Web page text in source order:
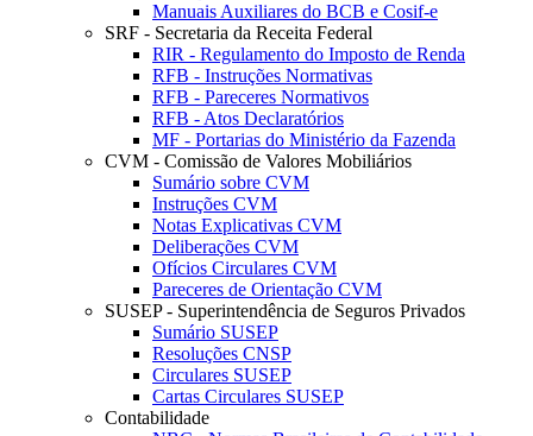
Manuais Auxiliares do BCB e Cosif-e
SRF - Secretaria da Receita Federal
RIR - Regulamento do Imposto de Renda
RFB - Instruções Normativas
RFB - Pareceres Normativos
RFB - Atos Declaratórios
MF - Portarias do Ministério da Fazenda
CVM - Comissão de Valores Mobiliários
Sumário sobre CVM
Instruções CVM
Notas Explicativas CVM
Deliberações CVM
Ofícios Circulares CVM
Pareceres de Orientação CVM
SUSEP - Superintendência de Seguros Privados
Sumário SUSEP
Resoluções CNSP
Circulares SUSEP
Cartas Circulares SUSEP
Contabilidade